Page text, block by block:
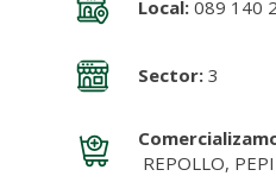
Local:089 140
Sector:3
REPOLLO,